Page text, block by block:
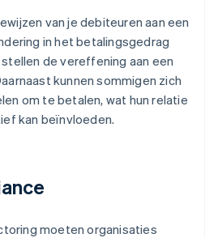
van je debiteuren aan een
in het betalingsgedrag
de vereffening aan een
kunnen sommigen zich
om te betalen, wat hun relatie
kan beïnvloeden.
moeten organisaties